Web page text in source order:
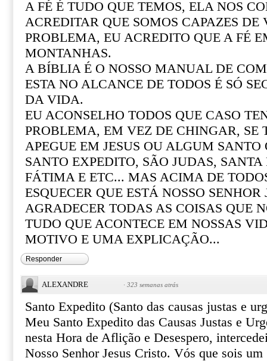
A FÉ É TUDO QUE TEMOS, ELA NOS
ACREDITAR QUE SOMOS CAPAZES DE
PROBLEMA, EU ACREDITO QUE A FÉ
MONTANHAS.
A BÍBLIA É O NOSSO MANUAL DE
ESTA NO ALCANCE DE TODOS É SÓ
DA VIDA.
EU ACONSELHO TODOS QUE CASO
PROBLEMA, EM VEZ DE CHINGAR, SE
APEGUE EM JESUS OU ALGUM SANTO
SANTO EXPEDITO, SÃO JUDAS, SANTA
FÁTIMA E ETC... MAS ACIMA DE
ESQUECER QUE ESTÁ NOSSO SENHOR
AGRADECER TODAS AS COISAS QUE
TUDO QUE ACONTECE EM NOSSAS
MOTIVO E UMA EXPLICAÇÃO...
Responder
ALEXANDRE · 323 semanas atrás
Santo Expedito (Santo das causas justas e
Meu Santo Expedito das Causas Justas e
nesta Hora de Aflição e Desespero,
Nosso Senhor Jesus Cristo. Vós que sois